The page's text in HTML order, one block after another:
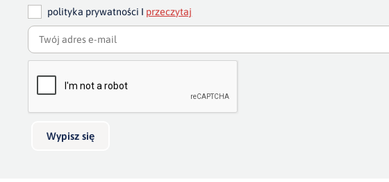
polityka prywatności I przeczytaj
Wypisz się